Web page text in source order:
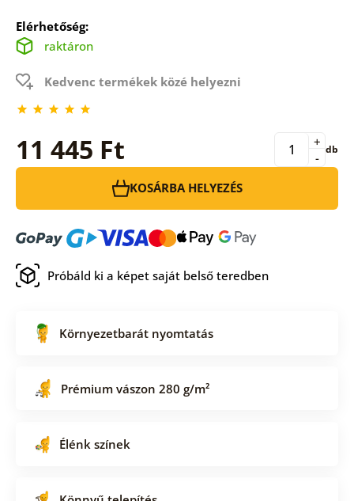
Elérhetőség:
raktáron
Kedvenc termékek közé helyezni
11 445 Ft -
+ db
KOSÁRBA HELYEZÉS
Próbáld ki a képet saját belső teredben
Környezetbarát nyomtatás
Prémium vászon 280 g/m²
Élénk színek